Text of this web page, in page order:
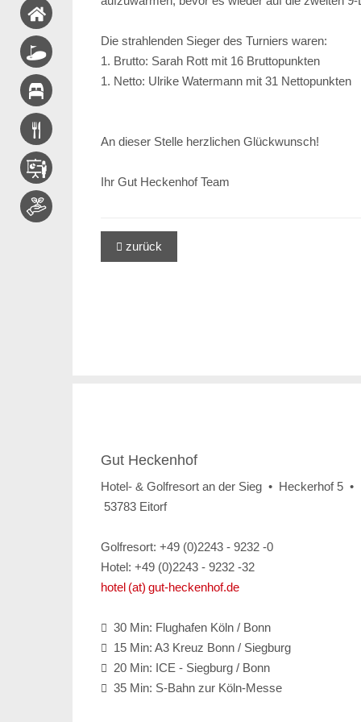
Die strahlenden Sieger des Turniers waren:
1. Brutto: Sarah Rott mit 16 Bruttopunkten
1. Netto: Ulrike Watermann mit 31 Nettopunkten
An dieser Stelle herzlichen Glückwunsch!
Ihr Gut Heckenhof Team
 zurück
Gut Heckenhof
Hotel- & Golfresort an der Sieg • Heckerhof 5 •
53783 Eitorf
Golfresort: +49 (0)2243 - 9232 -0
Hotel: +49 (0)2243 - 9232 -32
hotel (at) gut-heckenhof.de
 30 Min: Flughafen Köln / Bonn
 15 Min: A3 Kreuz Bonn / Siegburg
 20 Min: ICE - Siegburg / Bonn
 35 Min: S-Bahn zur Köln-Messe